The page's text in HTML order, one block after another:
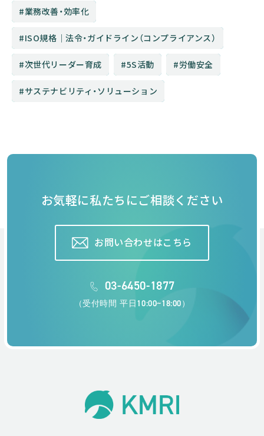
業務改善・効率化
ISO規格│法令・ガイドライン（コンプライアンス）
次世代リーダー育成 5S活動 労働安全
サステナビリティ・ソリューション
お気軽に私たちにご相談ください
お問い合わせはこちら
03-6450-1877
（受付時間 平日10:00~18:00）